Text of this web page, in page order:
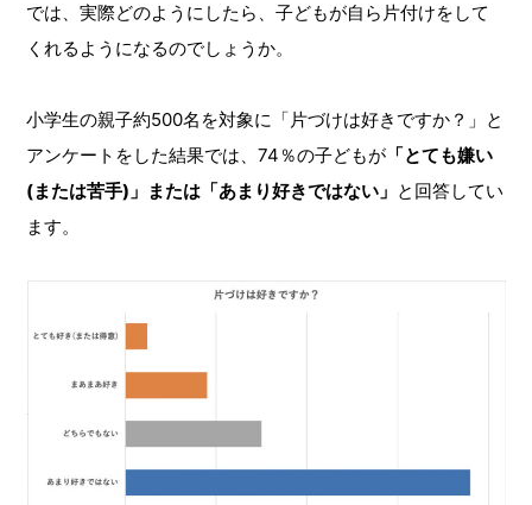
では、実際どのようにしたら、子どもが自ら片付けをして
くれるようになるのでしょうか。
小学生の親子約500名を対象に「片づけは好きですか？」と
アンケートをした結果では、74％の子どもが 「とても嫌い
(または苦手)」または「あまり好きではない」 と回答してい
ます。